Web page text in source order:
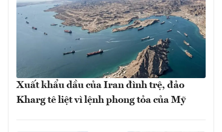
Xuất khẩu dầu của Iran đình trệ, đảo
Kharg tê liệt vì lệnh phong tỏa của Mỹ